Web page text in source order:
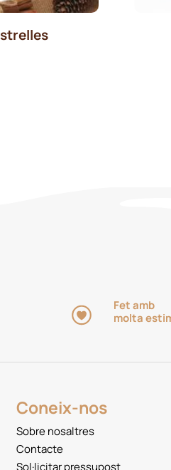
Fet amb
molta
Coneix-nos
Sobre nosaltres
Contacte
Sol·licitar pressupost